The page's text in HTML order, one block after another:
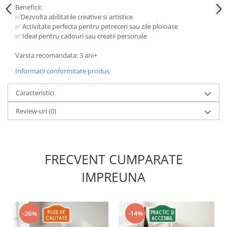
Beneficii:
✅Dezvolta abilitatile creative si artistice
✅ Activitate perfecta pentru petreceri sau zile ploioase
✅ Ideal pentru cadouri sau creatii personale
Varsta recomandata: 3 ani+
Informatii conformitate produs
Caracteristici
Review-uri(0)
FRECVENT CUMPARATE
IMPREUNA
-26% -14%